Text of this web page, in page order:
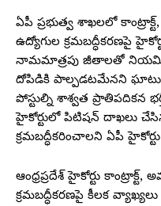
ఏపీ ప్రభుత్వ శాఖలలో
ఉద్యోగుల క్రమబద్ధీకరణపై
నామమాత్రపు జీతాలతో
దోపిడికి పాల్పడటమేనని
పోస్టుల్ని శాశ్వత ప్రాతిపదికన
హైకోర్టులో పిటిషన్ దాఖలు
క్రమబద్ధీకరించాలని ఏపీ
ఆంధ్రప్రదేశ్ హైకోర్టు కాంట్రాక్ట్,
క్రమబద్ధీకరణపై కీలక